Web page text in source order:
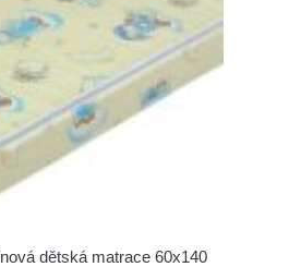
dětská matrace 60x140